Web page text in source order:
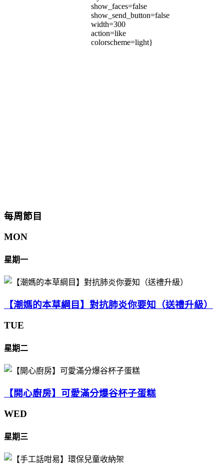
show_faces=false
show_send_button=false
width=300
action=like
colorscheme=light}
每周節目
MON
星期一
【潮媽的本草綱目】對抗肺炎你要知（送禮升級）
TUE
星期二
【開心廚房】可愛滿分爆谷杯子蛋糕
WED
星期三